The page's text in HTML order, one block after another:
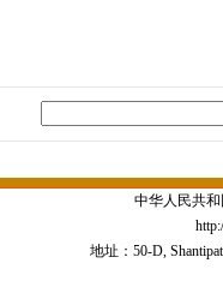
中华人民共
地址：50-D,